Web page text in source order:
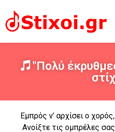
"Πολύ
Εμπρός ν’ αρχίσει ο
Ανοίξτε τις ομπρέλες